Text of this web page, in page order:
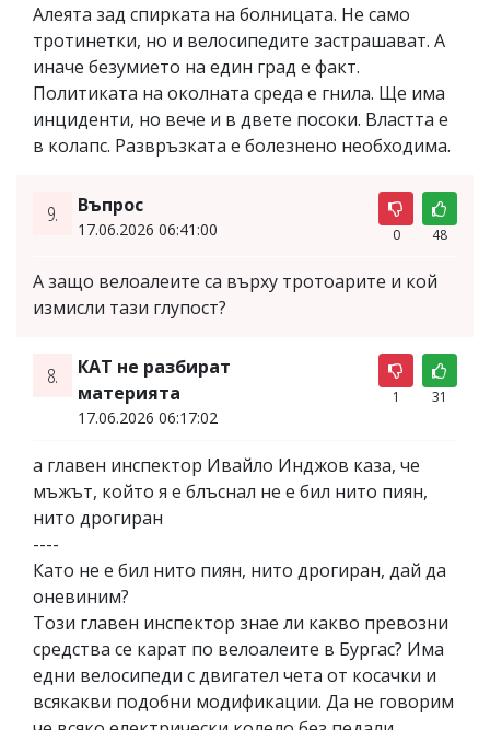
Алеята зад спирката на болницата. Не само
тротинетки, но и велосипедите застрашават. А
иначе безумието на един град е факт.
Политиката на околната среда е гнила. Ще има
инциденти, но вече и в двете посоки. Властта е
в колапс. Развръзката е болезнено необходима.
9. Въпрос
17.06.2026 06:41:00 0 48
А защо велоалеите са върху тротоарите и кой
измисли тази глупост?
8.
КАТ не разбират
материята
17.06.2026 06:17:02
1 31
а главен инспектор Ивайло Инджов каза, че
мъжът, който я е блъснал не е бил нито пиян,
нито дрогиран
----
Като не е бил нито пиян, нито дрогиран, дай да
оневиним?
Този главен инспектор знае ли какво превозни
средства се карат по велоалеите в Бургас? Има
едни велосипеди с двигател чета от косачки и
всякакви подобни модификации. Да не говорим